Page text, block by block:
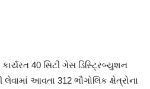
40 સિટી ગેસ ડિસ્ટ્રિબ્યુશન
આવતા 312 ભૌગોલિક ક્ષેત્રોના